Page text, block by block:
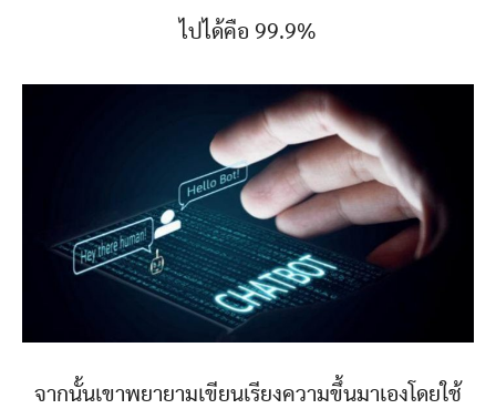
ไปได้คือ 99.9%
จากนั้นเขาพยายามเขียนเรียงความขึ้นมาเองโดยใช้